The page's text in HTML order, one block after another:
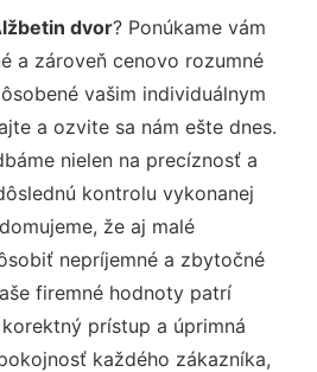
dvor? Ponúkame vám
a zároveň cenovo rozumné
vašim individuálnym
a ozvite sa nám ešte dnes.
nielen na precíznosť a
kontrolu vykonanej
že aj malé
nepríjemné a zbytočné
firemné hodnoty patrí
prístup a úprimná
každého zákazníka,